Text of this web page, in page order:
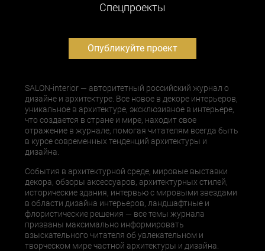
Cпецпроекты
Опубликуйте проект
SALON-interior — авторитетный российский журнал о
дизайне и архитектуре. Все новое в декоре интерьеров,
уникальное в архитектуре, эксклюзивное в интерьере,
что создается в стране и мире, находит свое
отражение в журнале, помогая читателям всегда быть
в курсе современных тенденций архитектуры и
дизайна.
События в архитектурной среде, мировые выставки
декора, обзоры аксессуаров, архитектурных стилей,
исторические здания, интервью с мировыми звездами
в области дизайна интерьеров, ландшафтные и
флористические решения — все темы журнала
призваны максимально информировать
взыскательного читателя об увлекательном и
творческом мире частной архитектуры и дизайна.